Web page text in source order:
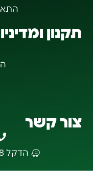
תקנון
צור קשר
הדקל 8 עץ אפרים שער שומרון